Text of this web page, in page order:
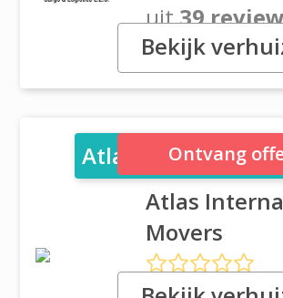
uit39
Nasir Rashil Building
#426 Dubai
Bekijk
Atlas International
Atlas
Movers
, Churchil Executive
Ontvang